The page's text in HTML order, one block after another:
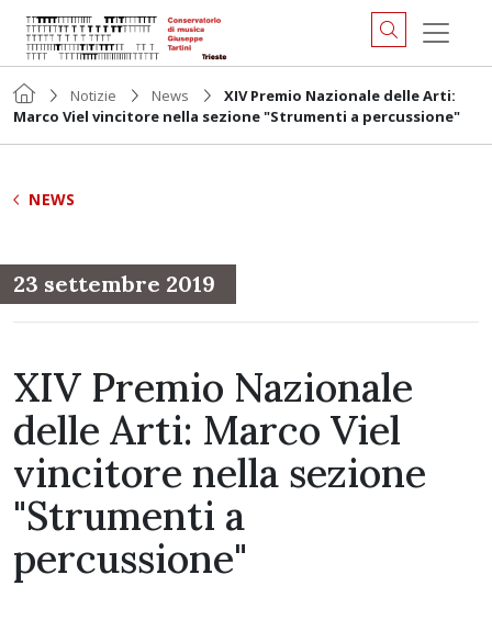
Notizie News
XIV Premio Nazionale delle Arti:
Marco Viel vincitore nella sezione "Strumenti a percussione"
NEWS
23 settembre 2019
XIV Premio Nazionale
delle Arti: Marco Viel
vincitore nella sezione
"Strumenti a
percussione"